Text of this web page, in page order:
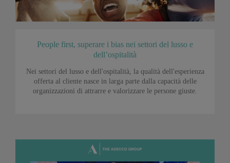
People first, superare i bias nei settori del lusso e
dell’ospitalità
Nei settori del lusso e dell'ospitalità, la qualità dell'esperienza
offerta al cliente nasce in larga parte dalla capacità delle
organizzazioni di attrarre e valorizzare le persone giuste.